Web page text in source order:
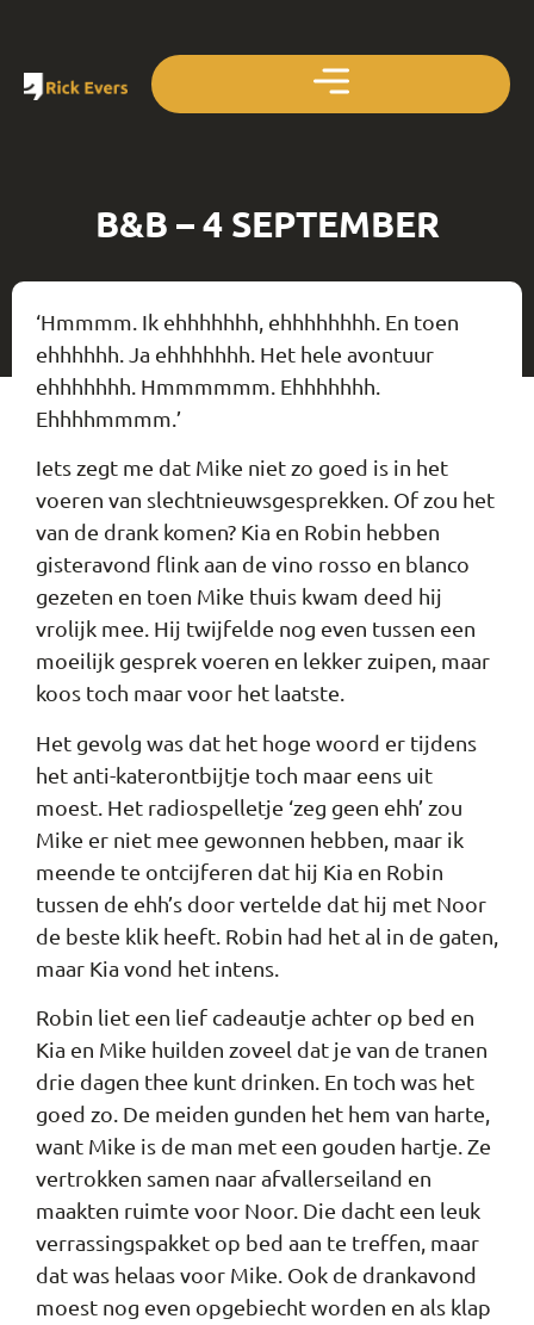
B&B – 4 SEPTEMBER
‘Hmmmm. Ik ehhhhhhh, ehhhhhhhh. En toen
ehhhhhh. Ja ehhhhhhh. Het hele avontuur
ehhhhhhh. Hmmmmmm. Ehhhhhhh.
Ehhhhmmmm.’
Iets zegt me dat Mike niet zo goed is in het
voeren van slechtnieuwsgesprekken. Of zou het
van de drank komen? Kia en Robin hebben
gisteravond flink aan de vino rosso en blanco
gezeten en toen Mike thuis kwam deed hij
vrolijk mee. Hij twijfelde nog even tussen een
moeilijk gesprek voeren en lekker zuipen, maar
koos toch maar voor het laatste.
Het gevolg was dat het hoge woord er tijdens
het anti-katerontbijtje toch maar eens uit
moest. Het radiospelletje ‘zeg geen ehh’ zou
Mike er niet mee gewonnen hebben, maar ik
meende te ontcijferen dat hij Kia en Robin
tussen de ehh’s door vertelde dat hij met Noor
de beste klik heeft. Robin had het al in de gaten,
maar Kia vond het intens.
Robin liet een lief cadeautje achter op bed en
Kia en Mike huilden zoveel dat je van de tranen
drie dagen thee kunt drinken. En toch was het
goed zo. De meiden gunden het hem van harte,
want Mike is de man met een gouden hartje. Ze
vertrokken samen naar afvallerseiland en
maakten ruimte voor Noor. Die dacht een leuk
verrassingspakket op bed aan te treffen, maar
dat was helaas voor Mike. Ook de drankavond
moest nog even opgebiecht worden en als klap